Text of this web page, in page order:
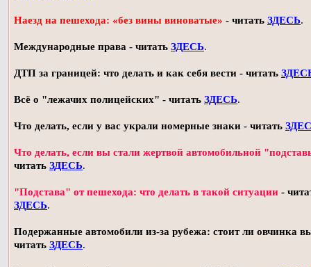
Наезд на пешехода: «без вины виноватые» - читать ЗДЕСЬ.
Международные права - читать ЗДЕСЬ.
ДТП за границей: что делать и как себя вести - читать
Всё о "лежачих полицейских" - читать ЗДЕСЬ.
Что делать, если у вас украли номерные знаки - читать
Что делать, если вы стали жертвой автомобильной
читать ЗДЕСЬ.
"Подстава" от пешехода: что делать в такой ситуации -
ЗДЕСЬ.
Подержанные автомобили из-за рубежа: стоит ли овчинка
читать ЗДЕСЬ.